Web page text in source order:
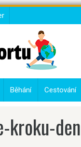
Běhání Cestování